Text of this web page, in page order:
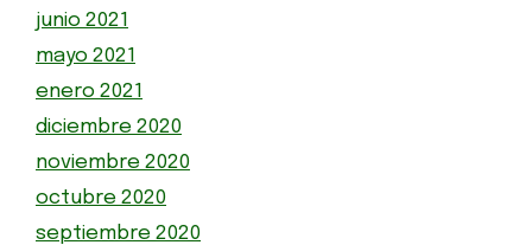
junio 2021
mayo 2021
enero 2021
diciembre 2020
noviembre 2020
octubre 2020
septiembre 2020